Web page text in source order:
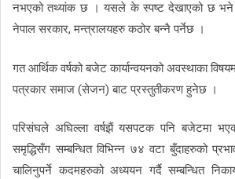
नभएको तथ्यांक छ । यसले के स्पष्ट देखाएको छ भने
नेपाल सरकार, मन्त्रालयहरु कठोर बन्नै पर्नेछ ।
गत आर्थिक वर्षको बजेट कार्यान्वयनको अवस्थाका
पत्रकार समाज (सेजन) बाट प्रस्तुतीकरण हुनेछ ।
परिसंघले अघिल्ला वर्षझैं यसपटक पनि बजेटमा
समृद्धिसँग सम्बन्धित विभिन्न ७४ वटा बुँदाहरुको
चालिनुपर्ने कदमहरुको अध्ययन गर्दै सम्बन्धित